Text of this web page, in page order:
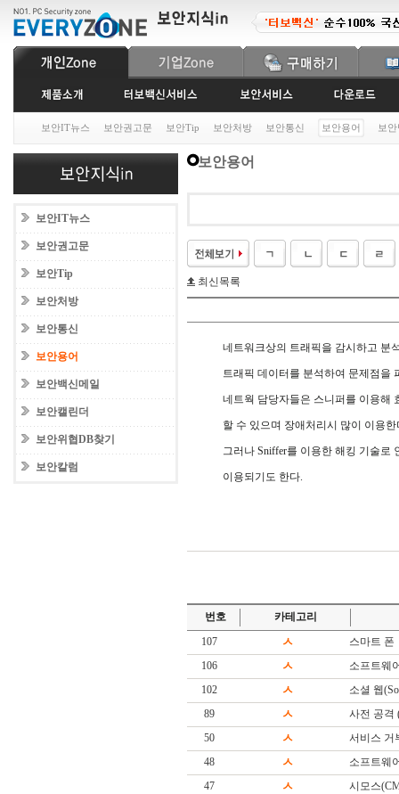
보안IT뉴스 보안권고문 보안Tip 보안처방 보안통신 보안용어 보
보안IT뉴스
보안권고문
보안Tip
보안처방
보안통신
보안용어
보안백신메일
보안캘린더
보안위협DB찾기
보안칼럼
보안용어
최신목록
네트워크상의 트래픽을 감시하고 분
트래픽 데이터를 분석하여 문제점을
네트웍 담당자들은 스니퍼를 이용해
할 수 있으며 장애처리시 많이 이용한
그러나 Sniffer를 이용한 해킹 기술로
이용되기도 한다.
번호
카테고리
107
ㅅ
스마트 폰
106
ㅅ
소프트웨
102
ㅅ
소셜 웹
89
ㅅ
사전 공격
50
ㅅ
서비스 거
48
ㅅ
소프트웨
47
ㅅ
시모스